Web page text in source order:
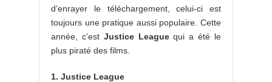
d’enrayer le téléchargement, celui-ci est
toujours une pratique aussi populaire. Cette
année, c’est Justice Leaguequi a été le
plus piraté des films.
1. Justice League